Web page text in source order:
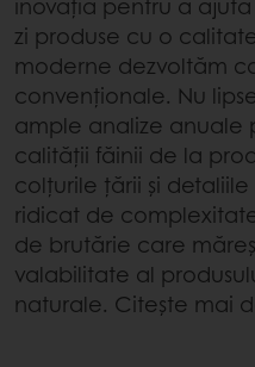
zi produse cu o
moderne dezvoltăm
convenționale. Nu
ample analize anuale
calității făinii de la
colțurile țării și
ridicat de
de brutărie ​care​
valabilitate al
naturale. Citește mai